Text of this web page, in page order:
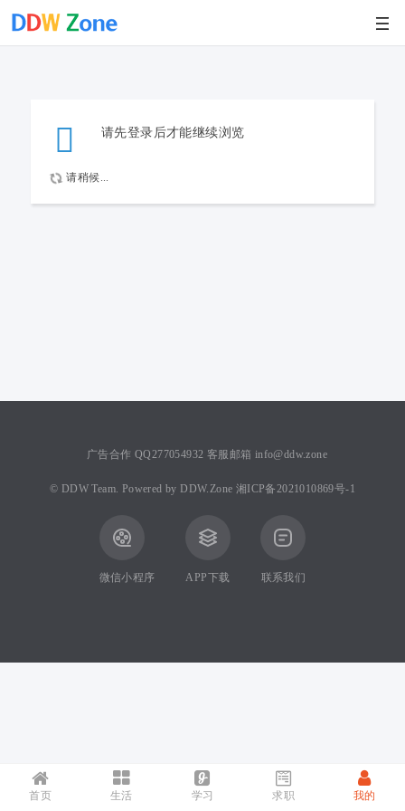
请先登录后才能继续浏览
请稍候...
首页 生活 学习 求职 我的
广告合作 QQ277054932 客服邮箱 info@ddw.zone
© DDW Team. Powered byDDW.Zone 湘ICP备2021010869号-1
微信小程序 APP下载 联系我们